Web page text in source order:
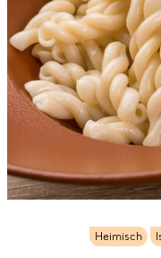
Heimisch